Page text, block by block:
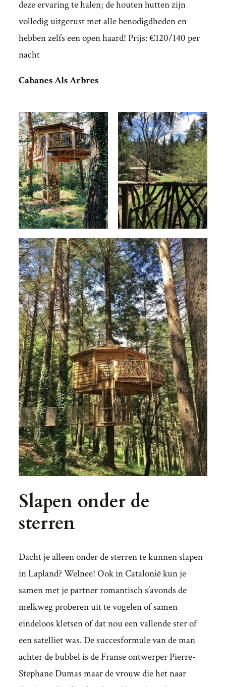
deze ervaring te halen; de houten hutten zijn
volledig uitgerust met alle benodigdheden en
hebben zelfs een open haard! Prijs: €120/140 per
nacht
CabanesAls Arbres
Slapen onder de
sterren
Dacht je alleen onder de sterren te kunnen slapen
in Lapland? Welnee! Ook in Catalonië kun je
samen met je partner romantisch s’avonds de
melkweg proberen uit te vogelen of samen
eindeloos kletsen of dat nou een vallende ster of
een satelliet was. De succesformule van de man
achter de bubbel is de Franse ontwerper Pierre-
Stephane Dumas maar de vrouw die het naar